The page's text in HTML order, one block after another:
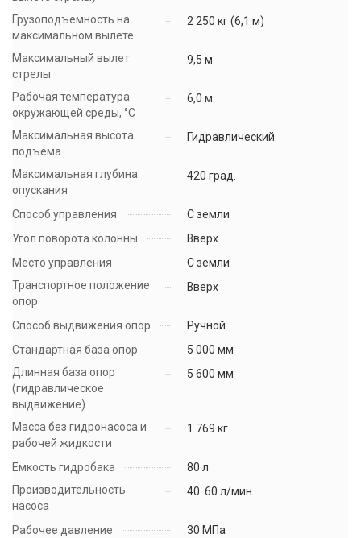
Грузоподъемность на
максимальном вылете
2 250 кг (6,1 м)
Максимальный вылет
стрелы
9,5 м
Рабочая температура
окружающей среды, °C
6,0 м
Максимальная высота
подъема
Гидравлический
Максимальная глубина
опускания
420 град.
Способ управления
С земли
Угол поворота колонны
Вверх
Место управления
С земли
Транспортное положение
опор
Вверх
Способ выдвижения опор
Ручной
Стандартная база опор
5 000 мм
Длинная база опор
(гидравлическое
выдвижение)
5 600 мм
Масса без гидронасоса и
рабочей жидкости
1 769 кг
Емкость гидробака
80 л
Производительность
насоса
40..60 л/мин
Рабочее давление
30 МПа